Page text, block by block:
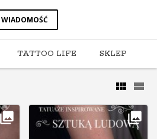
WIADOMOŚĆ
TATTOO LIFE SKLEP